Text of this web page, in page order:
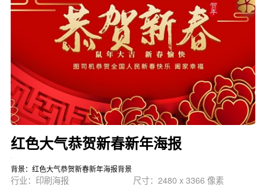
红色大气恭贺新春新年海报
背景：红色大气恭贺新春新年海报背景
行业：印刷海报
尺寸：2480 x 3366 像素